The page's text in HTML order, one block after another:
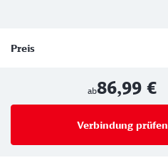
Preis
ab86,99 €
Verbindung prüfen